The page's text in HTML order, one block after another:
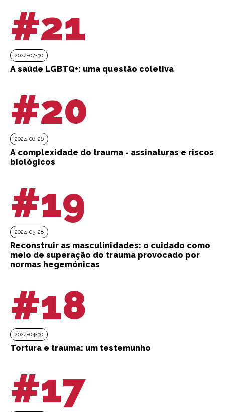
#21
2024-07-30
A saúde LGBTQ+: uma questão coletiva
#20
2024-06-26
A complexidade do trauma - assinaturas e riscos
biológicos
#19
2024-05-28
Reconstruir as masculinidades: o cuidado como
meio de superação do trauma provocado por
normas hegemónicas
#18
2024-04-30
Tortura e trauma: um testemunho
#17